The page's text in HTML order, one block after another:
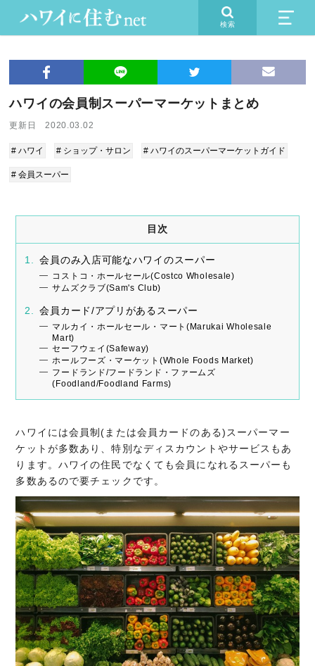
検索
ハワイの会員制スーパーマーケットまとめ
更新日 2020.03.02
# ハワイ # ショップ・サロン # ハワイのスーパーマーケットガイド
# 会員スーパー
目次
会員のみ入店可能なハワイのスーパー
コストコ・ホールセール(Costco Wholesale)
サムズクラブ(Sam's Club)
会員カード/アプリがあるスーパー
マルカイ・ホールセール・マート(Marukai Wholesale
Mart)
セーフウェイ(Safeway)
ホールフーズ・マーケット(Whole Foods Market)
フードランド/フードランド・ファームズ
(Foodland/Foodland Farms)
ハワイには会員制(または会員カードのある)スーパーマー
ケットが多数あり、特別なディスカウントやサービスもあ
ります。ハワイの住民でなくても会員になれるスーパーも
多数あるので要チェックです。